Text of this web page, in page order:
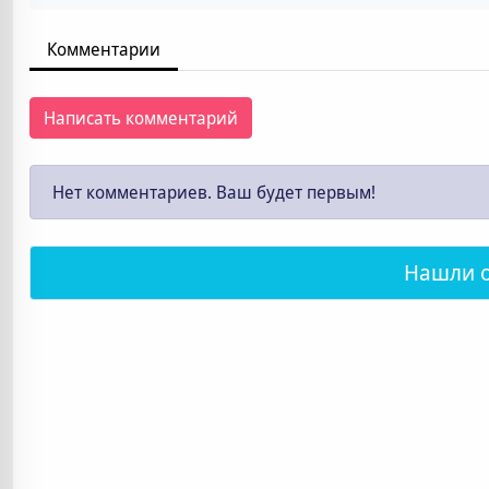
Комментарии
Написать комментарий
Нет комментариев. Ваш будет первым!
Нашли